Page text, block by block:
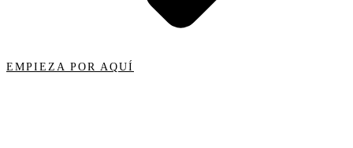
EMPIEZA POR AQUÍ